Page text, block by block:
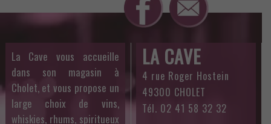
La Cave vous accueille
dans son magasin à
Cholet, et vous propose un
large choix de vins,
whiskies, rhums, spiritueux
LA CAVE
4 rue Roger Hostein
49300 CHOLET
Tél. 02 41 58 32 32